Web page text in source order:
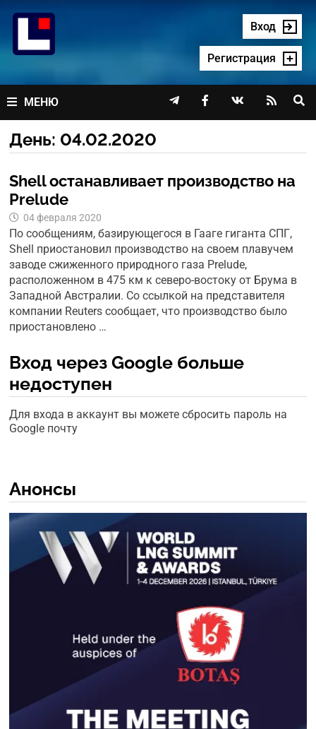
содержимому
Вход
Регистрация
МЕНЮ    
День: 04.02.2020
Shell останавливает производство на
Prelude
04 февраля 2020
По сообщениям, базирующегося в Гааге гиганта СПГ,
Shell приостановил производство на своем плавучем
заводе сжиженного природного газа Prelude,
расположенном в 475 км к северо-востоку от Брума в
Западной Австралии. Со ссылкой на представителя
компании Reuters сообщает, что производство было
приостановлено …
Вход через Google больше
недоступен
Для входа в аккаунт вы можете сбросить пароль на
Google почту
Анонсы